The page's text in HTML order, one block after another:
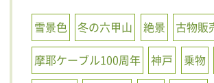
雪景色 冬の六甲山 絶景
古物販
摩耶ケーブル100周年
神戸 乗物